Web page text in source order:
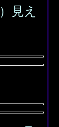
見え